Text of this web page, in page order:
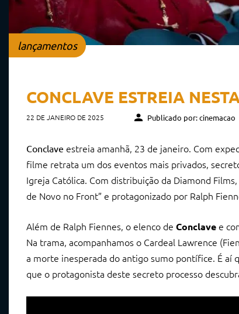
lançamentos
CONCLAVE ESTREIA
22 DE JANEIRO DE 2025 Publicado por: cinemacao
Conclave estreia amanhã, 23 de janeiro. Com
filme retrata um dos eventos mais privados,
Igreja Católica. Com distribuição da Diamond
de Novo no Front” e protagonizado por Ralph
Além de Ralph Fiennes, o elenco de Conclave e
Na trama, acompanhamos o Cardeal Lawrence
a morte inesperada do antigo sumo pontífice. É aí
que o protagonista deste secreto processo